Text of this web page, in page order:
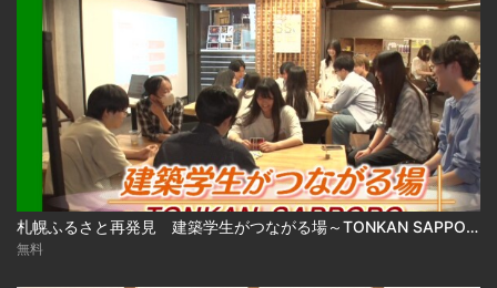
札幌ふるさと再発見 建築学生がつながる場～TONKAN SAPPORO～2026年8月1日放送
無料